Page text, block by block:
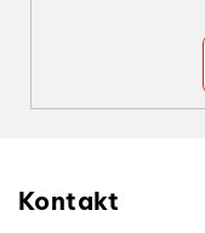
Kontakt